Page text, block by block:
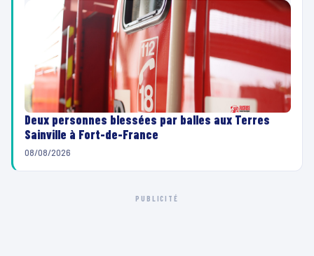
Deux personnes blessées par balles aux Terres
Sainville à Fort-de-France
08/08/2026
PUBLICITÉ